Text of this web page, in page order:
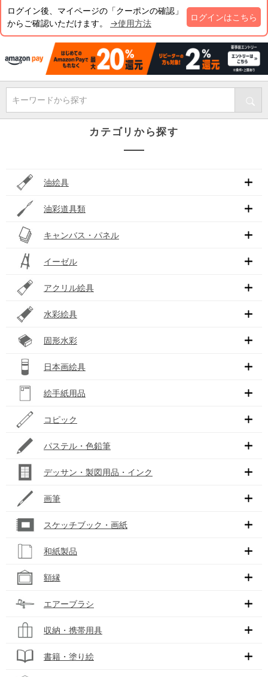
ログイン後、マイページの「クーポンの確認」
からご確認いただけます。 →使用方法
ログインはこちら
キーワードから探す
カテゴリから探す
油絵具
油彩道具類
キャンバス・パネル
イーゼル
アクリル絵具
水彩絵具
固形水彩
日本画絵具
絵手紙用品
コピック
パステル・色鉛筆
デッサン・製図用品・インク
画筆
スケッチブック・画紙
和紙製品
額縁
エアーブラシ
収納・携帯用具
書籍・塗り絵